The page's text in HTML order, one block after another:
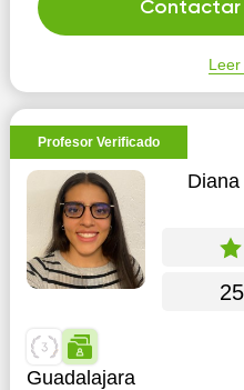
Leer
Profesor Verificado
Guadalajara